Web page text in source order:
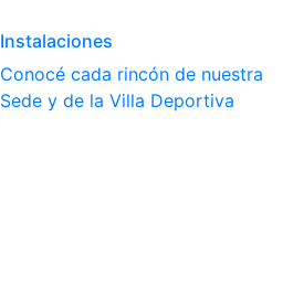
Instalaciones
Conocé cada rincón de nuestra
Sede y de la Villa Deportiva